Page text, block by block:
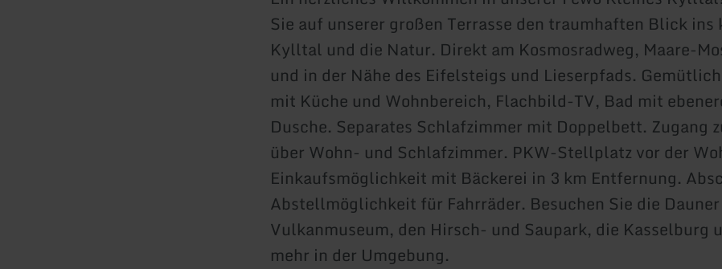
Sie auf unserer großen Terrasse den traumhaften Blick ins
Kylltal und die Natur. Direkt am Kosmosradweg, Maare-
und in der Nähe des Eifelsteigs und Lieserpfads.
mit Küche und Wohnbereich, Flachbild-TV, Bad mit
Dusche. Separates Schlafzimmer mit Doppelbett. Zugang
über Wohn- und Schlafzimmer. PKW-Stellplatz vor der
Einkaufsmöglichkeit mit Bäckerei in 3 km Entfernung.
Abstellmöglichkeit für Fahrräder. Besuchen Sie die Dauner
Vulkanmuseum, den Hirsch- und Saupark, die Kasselburg
mehr in der Umgebung.